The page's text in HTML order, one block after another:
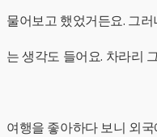
물어보고 했었거든요. 그
는 생각도 들어요. 차라리
여행을 좋아하다 보니 외